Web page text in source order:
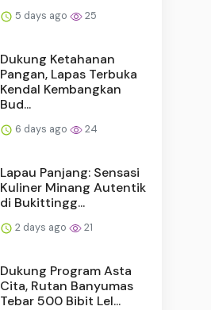
5 days ago 25
Dukung Ketahanan
Pangan, Lapas Terbuka
Kendal Kembangkan
Bud...
6 days ago 24
Lapau Panjang: Sensasi
Kuliner Minang Autentik
di Bukittingg...
2 days ago 21
Dukung Program Asta
Cita, Rutan Banyumas
Tebar 500 Bibit Lel...